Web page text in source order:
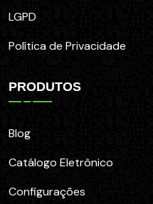
LGPD
Política de Privacidade
PRODUTOS
Blog
Catálogo Eletrônico
Configurações